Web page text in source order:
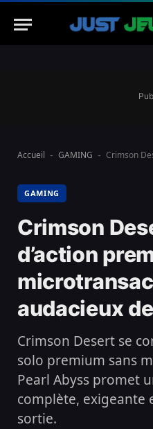
Accueil - GAMING - Crimson Desert : un
GAMING
Crimson
d’action
audacieux
Crimson Desert se
solo premium sans
Pearl Abyss promet
complète, exigeante
sortie.